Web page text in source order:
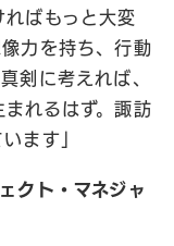
ばもっと大変
力を持ち、行動
剣に考えれば、
れるはず。諏訪
ます」
クト・マネジャ